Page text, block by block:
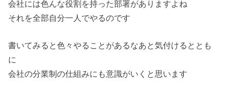
会社には色んな役割を持った部署がありますよね
それを全部自分一人でやるのです
書いてみると色々やることがあるなあと気付けるととも
に
会社の分業制の仕組みにも意識がいくと思います